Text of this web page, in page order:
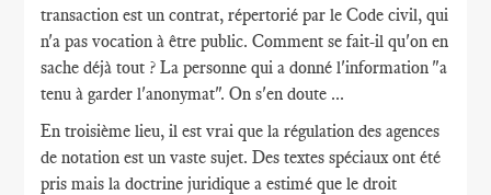
transaction est un contrat, répertorié par le Code civil, qui
n'a pas vocation à être public. Comment se fait-il qu'on en
sache déjà tout ? La personne qui a donné l'information "a
tenu à garder l'anonymat". On s'en doute ...
En troisième lieu, il est vrai que la régulation des agences
de notation est un vaste sujet. Des textes spéciaux ont été
pris mais la doctrine juridique a estimé que le droit